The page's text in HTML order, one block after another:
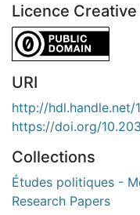
Licence
CC0 1.0 Universal
URI
http://
https://doi.org/
Collections
Études politiques -
Research Papers